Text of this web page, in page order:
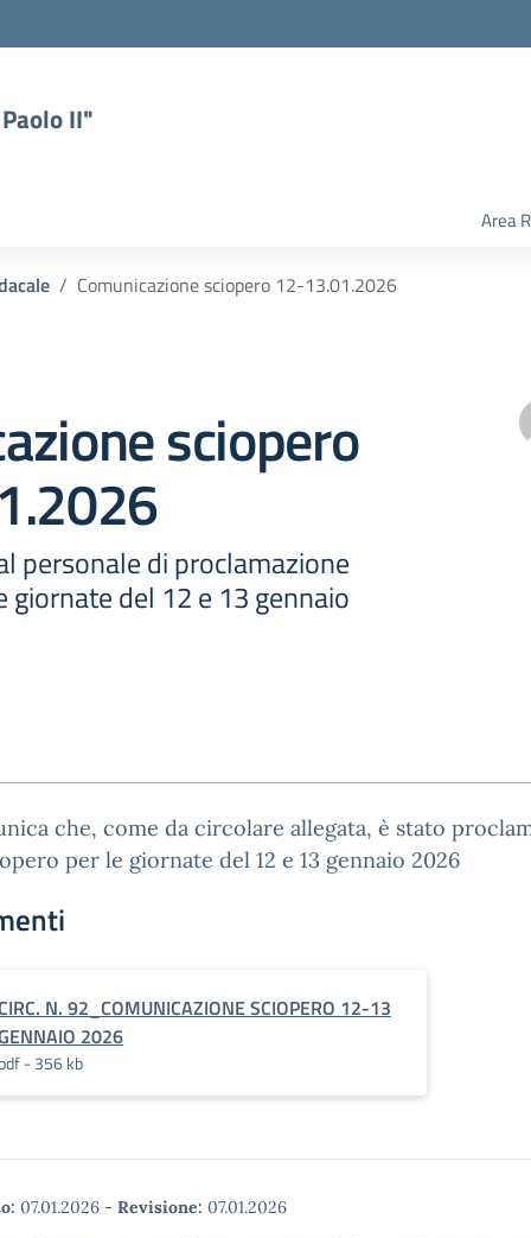
II"
Area
Comunicazione sciopero 12-13.01.2026
sciopero
personale di proclamazione
giornate del 12 e 13 gennaio
che, come da circolare allegata, è stato
per le giornate del 12 e 13 gennaio 2026
N. 92_COMUNICAZIONE SCIOPERO 12-13
2026
pdf - 356 kb
07.01.2026 - Revisione: 07.01.2026